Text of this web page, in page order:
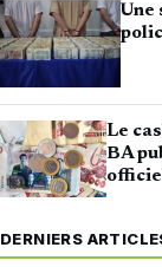
Une
Le
BA
DERNIERS